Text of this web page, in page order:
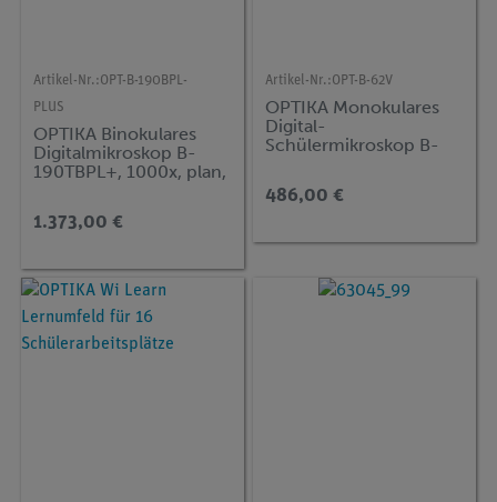
Artikel-Nr.:OPT-B-190BPL-
PLUS
OPTIKA Binokulares
Digitalmikroskop B-
190TBPL+, 1000x, plan,
Focus
1.373,00 €
Artikel-Nr.:OPT-B-62V
OPTIKA Monokulares
Digital-
Schülermikroskop B-
Kreuztisch und 7-Zoll-
Monitor
486,00 €